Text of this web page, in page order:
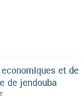
et de
de jendouba